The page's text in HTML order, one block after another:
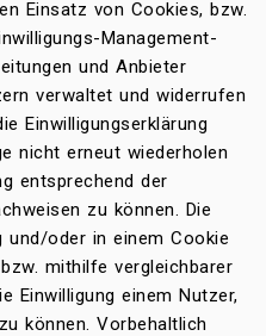
Einsatz von Cookies, bzw.
Management-
und Anbieter
verwaltet und widerrufen
Einwilligungserklärung
nicht erneut wiederholen
entsprechend der
zu können. Die
und/oder in einem Cookie
mithilfe vergleichbarer
Einwilligung einem Nutzer,
können. Vorbehaltlich